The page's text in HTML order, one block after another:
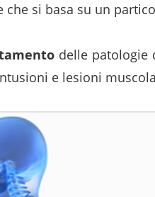
si basa su un
delle patologie
e lesioni